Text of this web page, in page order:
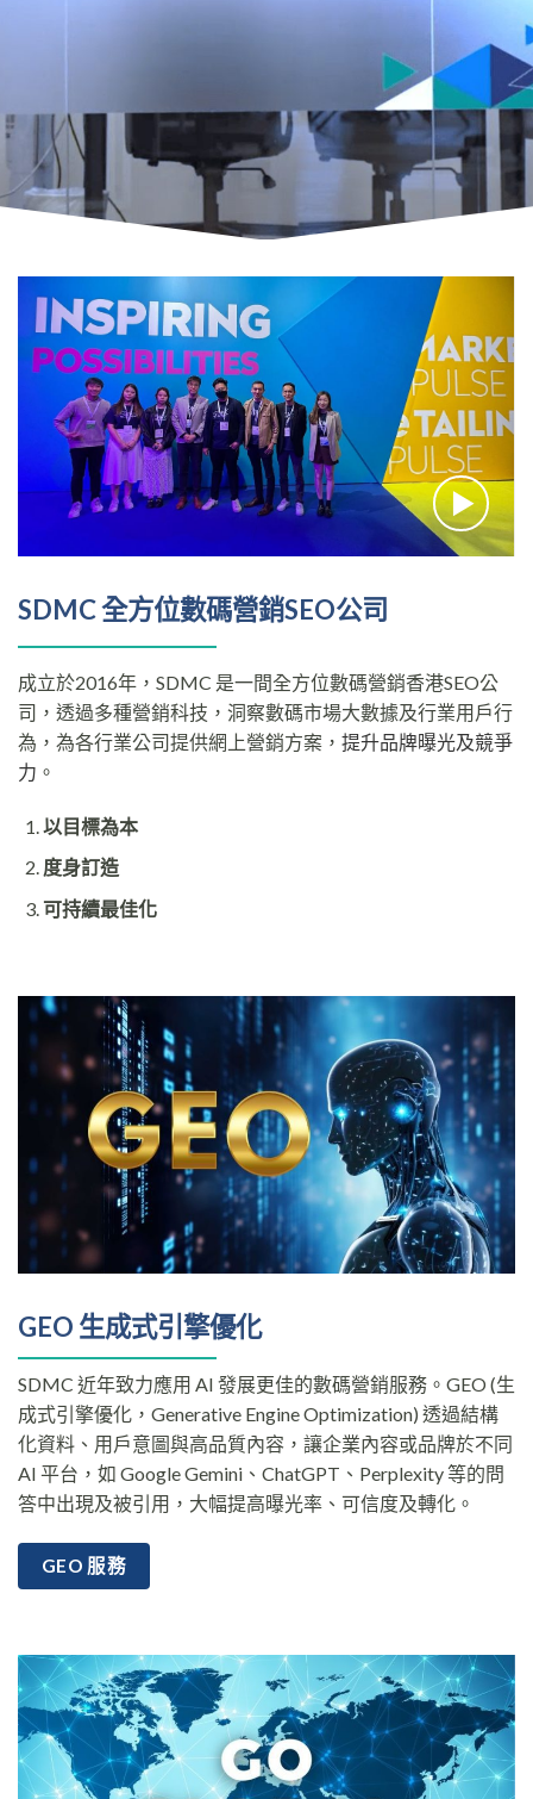
SDMC 全方位數碼營銷SEO公司
成立於2016年，SDMC 是一間全方位數碼營銷香港SEO公
司，透過多種營銷科技 ， 洞察數碼市場大數據及行業用戶行
為，為各行業公司提供網上營銷方案， 提升品牌曝光及競爭
力 。
以目標為本
度身訂造
可持續最佳化
GEO 生成式引擎優化
SDMC 近年致力應用 AI 發展更佳的數碼營銷服務。GEO (生
成式引擎優化，Generative Engine Optimization) 透過結構
化資料、用戶意圖與高品質內容，讓企業內容或品牌於不同
AI 平台，如 Google Gemini、ChatGPT、Perplexity 等的問
答中出現及被引用，大幅提高曝光率、可信度及轉化。
GEO 服務